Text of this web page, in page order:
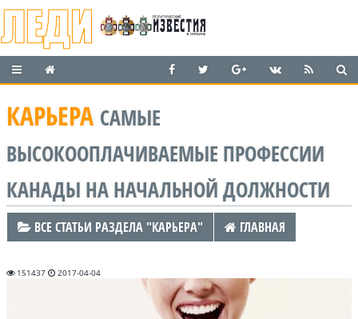
КАРЬЕРА САМЫЕ
ВЫСОКООПЛАЧИВАЕМЫЕ ПРОФЕССИИ
КАНАДЫ НА НАЧАЛЬНОЙ ДОЛЖНОСТИ
ВСЕ СТАТЬИ РАЗДЕЛА "КАРЬЕРА" ГЛАВНАЯ
151437 2017-04-04